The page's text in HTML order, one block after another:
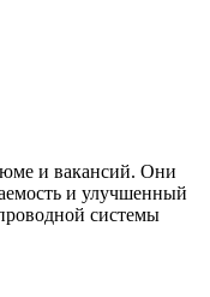
и вакансий. Они
и улучшенный
системы